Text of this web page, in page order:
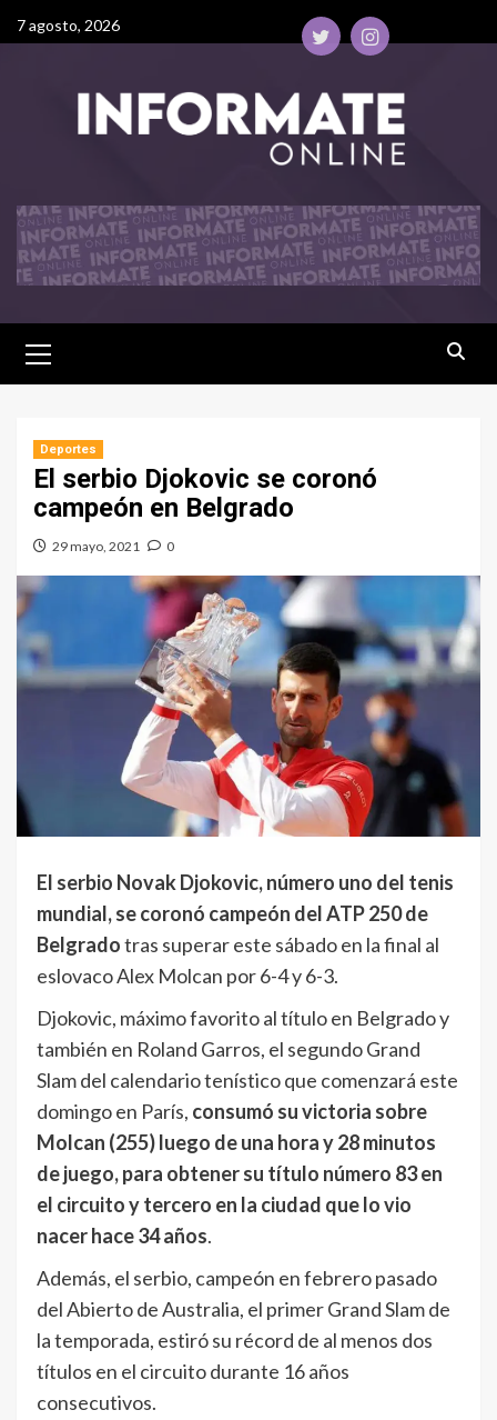
7 agosto, 2026
Deportes
El serbio Djokovic se coronó
campeón en Belgrado
29 mayo, 2021 0
El serbio Novak Djokovic, número uno del tenis
mundial, se coronó campeón del ATP 250 de
Belgradotras superar este sábado en la final al
eslovaco Alex Molcan por 6-4 y 6-3.
Djokovic, máximo favorito al título en Belgrado y
también en Roland Garros, el segundo Grand
Slam del calendario tenístico que comenzará este
domingo en París, consumó su victoria sobre
Molcan (255) luego de una hora y 28 minutos
de juego, para obtener su título número 83 en
el circuito y tercero en la ciudad que lo vio
nacer hace 34 años.
Además, el serbio, campeón en febrero pasado
del Abierto de Australia, el primer Grand Slam de
la temporada, estiró su récord de al menos dos
títulos en el circuito durante 16 años
consecutivos.